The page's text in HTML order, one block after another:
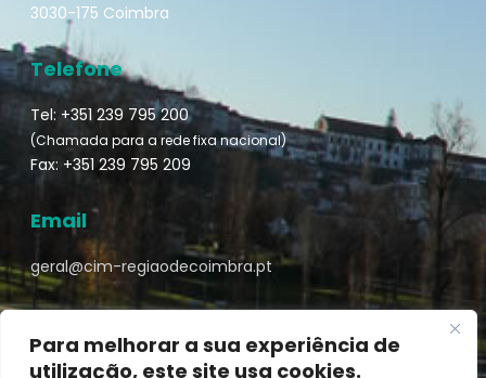
Para melhorar a sua experiência de
utilização, este site usa cookies.
3030-175 Coimbra
Telefone
Tel: +351 239 795 200
(Chamada para a rede fixa nacional)
Fax: +351 239 795 209
Email
geral@cim-regiaodecoimbra.pt